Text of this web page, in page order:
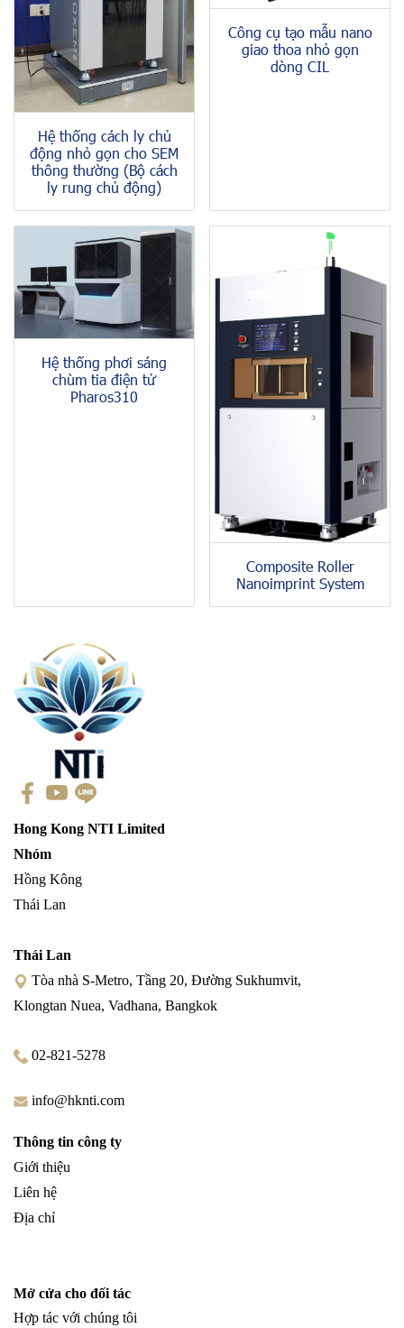
Hệ thống cách ly chủ
động nhỏ gọn cho SEM
thông thường (Bộ cách
ly rung chủ động)
Công cụ tạo mẫu nano
giao thoa nhỏ gọn
dòng CIL
Hệ thống phơi sáng
chùm tia điện tử
Pharos310
Composite Roller
Nanoimprint System
Hong Kong NTI Limited
Nhóm
Hồng Kông
Thái Lan
Thái Lan
Tòa nhà S-Metro, Tầng 20, Đường Sukhumvit,
Klongtan Nuea, Vadhana, Bangkok
02-821-5278
info@hknti.com
Thông tin công ty
Giới thiệu
Liên hệ
Địa chỉ
Mở cửa cho đối tác
Hợp tác với chúng tôi